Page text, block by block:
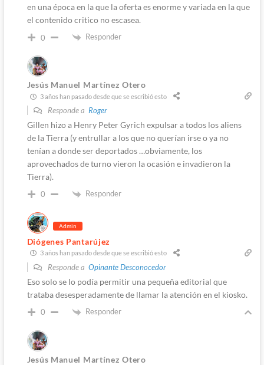
en una época en la que la oferta es enorme y variada en la que
el contenido critico no escasea.
0 Responder
Jesús Manuel Martínez Otero
3 años han pasado desde que se escribió esto
Responde a Roger
Gillen hizo a Henry Peter Gyrich expulsar a todos los aliens
de la Tierra (y entrullar a los que no querían irse o ya no
tenían a donde ser deportados …obviamente, los
aprovechados de turno vieron la ocasión e invadieron la
Tierra).
0 Responder
Admin
Diógenes Pantarújez
3 años han pasado desde que se escribió esto
Responde a Opinante Desconocedor
Eso solo se lo podía permitir una pequeña editorial que
trataba desesperadamente de llamar la atención en el kiosko.
0 Responder
Jesús Manuel Martínez Otero